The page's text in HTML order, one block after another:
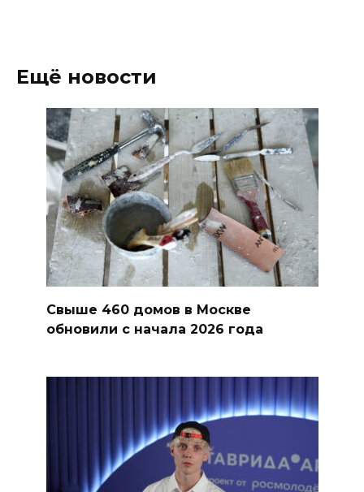
Ещё новости
Свыше 460 домов в Москве
обновили с начала 2026 года